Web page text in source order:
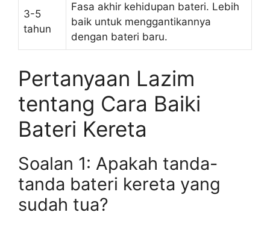
3-5
tahun
Fasa akhir kehidupan bateri. Lebih
baik untuk menggantikannya
dengan bateri baru.
Pertanyaan Lazim
tentang Cara Baiki
Bateri Kereta
Soalan 1: Apakah tanda-
tanda bateri kereta yang
sudah tua?